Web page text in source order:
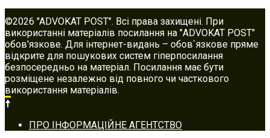
©2026 "ADVOKAT POST". Всі права захищені. При
використанні матеріалів посилання на "ADVOKAT POST"
обов'язкове. Для інтернет-видань – обов`язкове пряме
відкрите для пошукових систем гіперпосилання
безпосередньо на матеріал. Посилання має бути
розміщене незалежно від повного чи часткового
використання матеріалів.
Footer
navigation
ПРО ІНФОРМАЦІЙНЕ АГЕНТСТВО